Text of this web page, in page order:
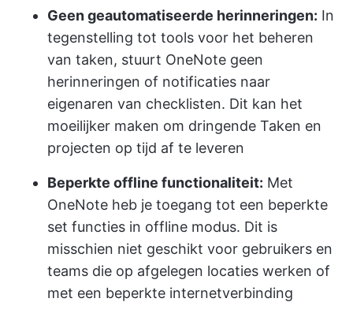
Geen geautomatiseerde herinneringen: In
tegenstelling tot tools voor het beheren
van taken, stuurt OneNote geen
herinneringen of notificaties naar
eigenaren van checklisten. Dit kan het
moeilijker maken om dringende Taken en
projecten op tijd af te leveren
Beperkte offline functionaliteit: Met
OneNote heb je toegang tot een beperkte
set functies in offline modus. Dit is
misschien niet geschikt voor gebruikers en
teams die op afgelegen locaties werken of
met een beperkte internetverbinding